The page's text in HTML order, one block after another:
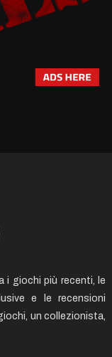
i giochi più recenti, le
e le recensioni
un collezionista,